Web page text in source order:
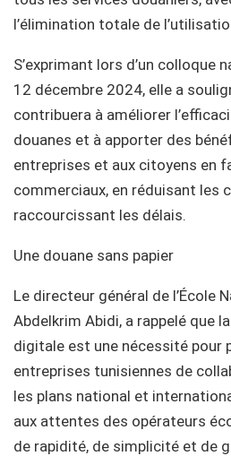
l’élimination totale de
S’exprimant lors d’un colloque
12 décembre 2024, elle a
contribuera à améliorer
douanes et à apporter des
entreprises et aux citoyens en
commerciaux, en réduisant les
raccourcissant les délais.
Une douane sans papier
Le directeur général de l’École
Abdelkrim Abidi, a rappelé que
digitale est une nécessité pour
entreprises tunisiennes de
les plans national et
aux attentes des opérateurs
de rapidité, de simplicité et de